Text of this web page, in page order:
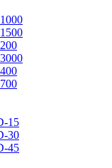
15
30
45